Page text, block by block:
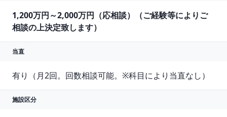
1,200万円～2,000万円（応相談）（ご経験等によりご
相談の上決定致します）
当直
有り（月2回。回数相談可能。※科目により当直なし）
施設区分